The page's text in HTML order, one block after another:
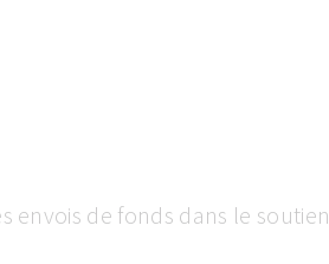
envois de fonds dans le soutien